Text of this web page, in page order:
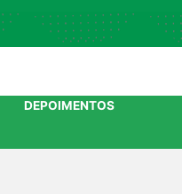
DEPOIMENTOS